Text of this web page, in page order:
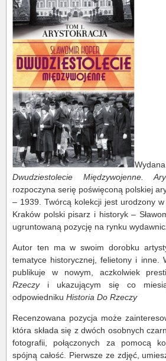
Dwudziestolecie Międzywojenne.
rozpoczyna serię poświęconą polskiej
– 1939. Twórcą kolekcji jest urodzony
Kraków polski pisarz i historyk –
ugruntowaną pozycję na rynku
Autor ten ma w swoim dorobku
tematyce historycznej, felietony i inne.
publikuje w nowym, aczkolwiek
Rzeczyi ukazującym się co
odpowiedniku Historia Do Rzeczy
Recenzowana pozycja może
która składa się z dwóch osobnych
fotografii, połączonych za pomocą
spójną całość. Pierwsze ze zdjęć,